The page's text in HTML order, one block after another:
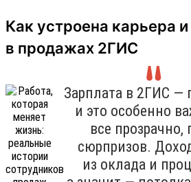
Как устроена карьера и
в продажах 2ГИС
Зарплата в 2ГИС —
и это особенно
все прозрачно,
сюрпризов.
из оклада и